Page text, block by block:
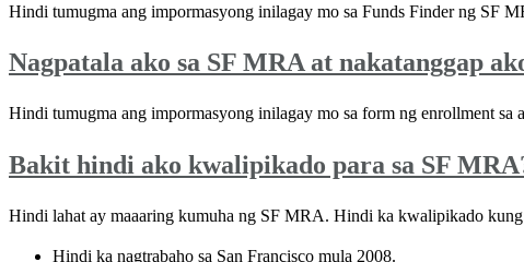
Hindi tumugma ang impormasyong inilagay mo sa Funds Finder ng SF
Nagpatala ako sa SF MRA at nakatanggap
Hindi tumugma ang impormasyong inilagay mo sa form ng enrollment
Bakit hindi ako kwalipikado para sa SF
Hindi lahat ay maaaring kumuha ng SF MRA. Hindi ka kwalipikado
Hindi ka nagtrabaho sa San Francisco mula 2008.